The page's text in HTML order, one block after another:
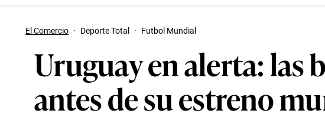
El Comercio · Deporte Total · Futbol Mundial
Uruguay en alerta: las
antes de su estreno